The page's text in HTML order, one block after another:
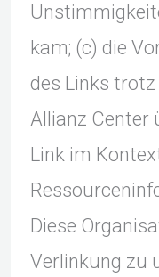
kam; (c) die
des Links trotz
Allianz Center
Link im
Diese
Verlinkung zu